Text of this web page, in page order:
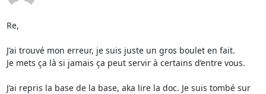
Re,
J’ai trouvé mon erreur, je suis juste un gros boulet en fait.
Je mets ça là si jamais ça peut servir à certains d’entre vous.
J’ai repris la base de la base, aka lire la doc. Je suis tombé sur